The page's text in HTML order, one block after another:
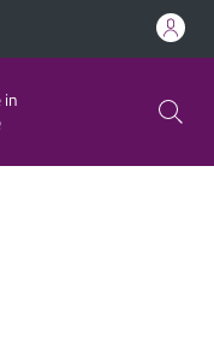
in